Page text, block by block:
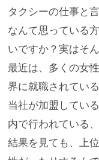
タクシーの仕事と
なんて思っている
いですか？実はそ
最近は、多くの女
界に就職されてい
当社が加盟してい
内で行われている
結果を見ても、上